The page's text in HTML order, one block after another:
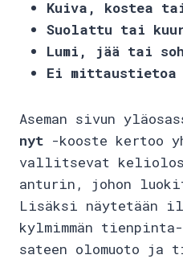
Kuiva, kostea
Suolattu tai
Lumi, jää tai
Ei mittaustietoa
Aseman sivun
nyt -kooste kertoo
vallitsevat
anturin, johon
Lisäksi näytetään
kylmimmän
sateen olomuoto ja